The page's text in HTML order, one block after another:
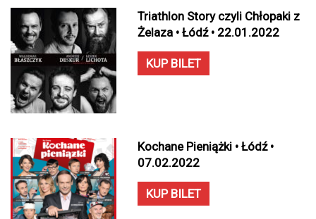
Triathlon Story czyli Chłopaki z
Żelaza • Łódź • 22.01.2022
KUP BILET
Kochane Pieniążki • Łódź •
07.02.2022
KUP BILET